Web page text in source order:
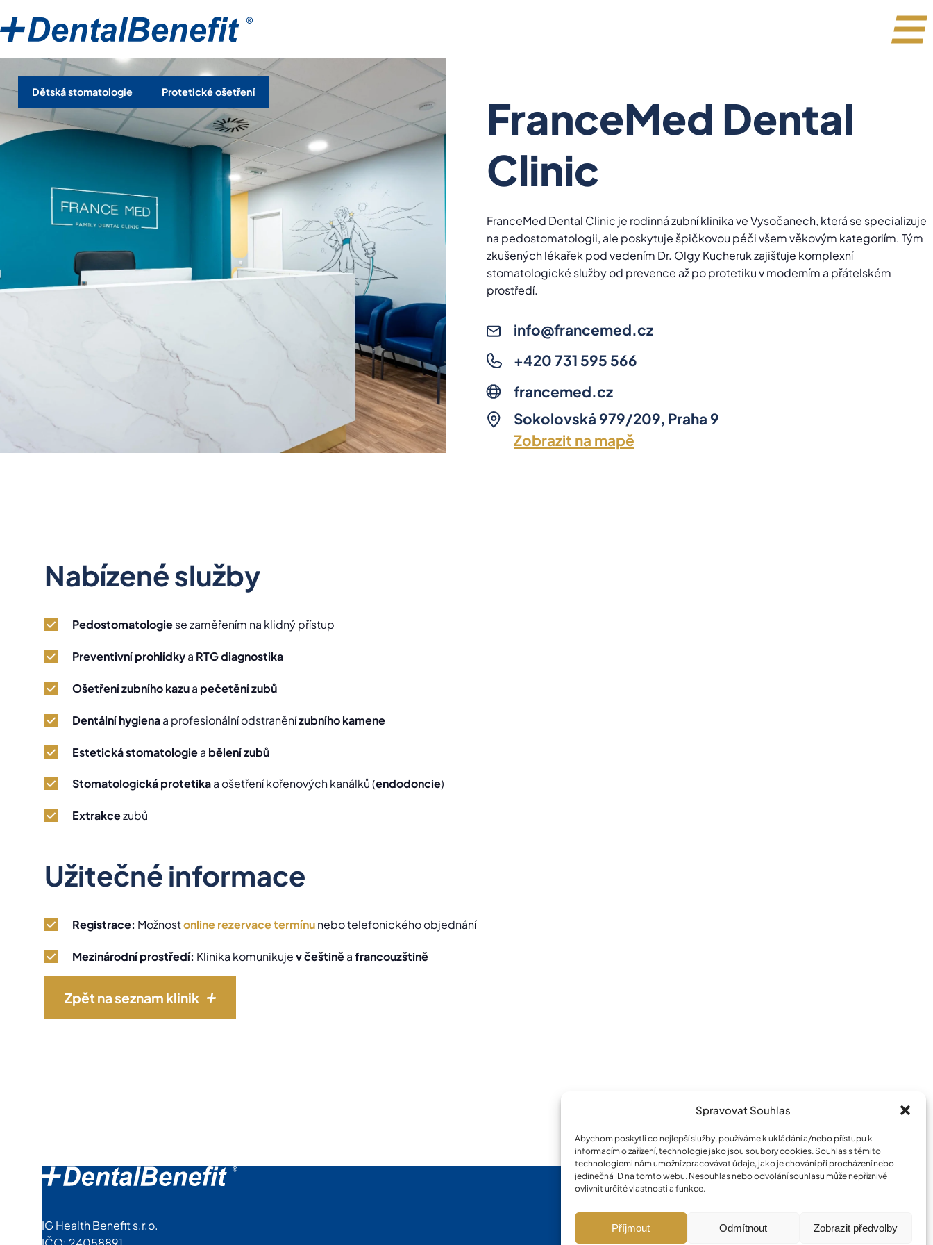
Spravovat Souhlas
Abychom poskytli co nejlepší služby, používáme k ukládání a/nebo přístupu k
informacím o zařízení, technologie jako jsou soubory cookies. Souhlas s těmito
technologiemi nám umožní zpracovávat údaje, jako je chování při procházení nebo
jedinečná ID na tomto webu. Nesouhlas nebo odvolání souhlasu může nepříznivě
ovlivnit určité vlastnosti a funkce.
Příjmout Odmítnout Zobrazit předvolby
Dětská stomatologie Protetické ošetření
FranceMed Dental
Clinic
FranceMed Dental Clinic je rodinná zubní klinika ve Vysočanech, která se specializuje
na pedostomatologii, ale poskytuje špičkovou péči všem věkovým kategoriím. Tým
zkušených lékařek pod vedením Dr. Olgy Kucheruk zajišťuje komplexní
stomatologické služby od prevence až po protetiku v moderním a přátelském
prostředí.
info@francemed.cz
+420 731 595 566
francemed.cz
Sokolovská 979/209, Praha 9
Zobrazit na mapě
Nabízené služby
Pedostomatologiese zaměřením na klidný přístup
Preventivní prohlídkya RTG diagnostika
Ošetření zubního kazua pečetění zubů
Dentální hygienaa profesionální odstraněnízubního kamene
Estetická stomatologiea bělení zubů
Stomatologická protetikaa ošetření kořenových kanálků (endodoncie)
Extrakcezubů
Užitečné informace
Registrace: Možnostonline rezervace termínunebo telefonického objednání
Mezinárodní prostředí: Klinika komunikujev češtiněafrancouzštině
Zpět na seznam klinik
IG Health Benefit s.r.o.